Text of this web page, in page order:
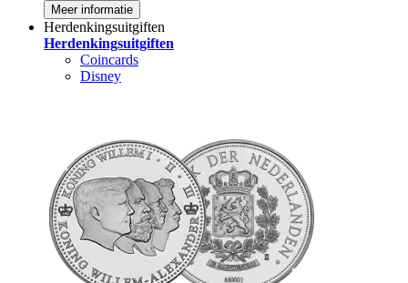
Meer informatie
Herdenkingsuitgiften
Herdenkingsuitgiften
Coincards
Disney